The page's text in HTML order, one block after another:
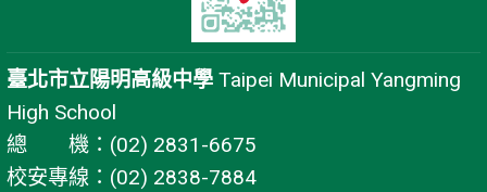
臺北市立陽明高級中學 Taipei Municipal Yangming
High School
總 機：(02) 2831-6675
校安專線：(02) 2838-7884